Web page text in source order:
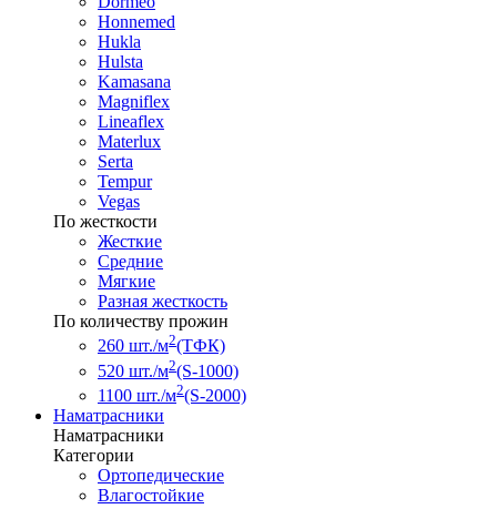
Honnemed
Hukla
Hulsta
Kamasana
Magniflex
Lineaflex
Materlux
Serta
Tempur
Vegas
По жесткости
Жесткие
Средние
Мягкие
Разная жесткость
По количеству прожин
260 шт./м2(ТФК)
520 шт./м2(S-1000)
1100 шт./м2(S-2000)
Наматрасники
Наматрасники
Категории
Ортопедические
Влагостойкие